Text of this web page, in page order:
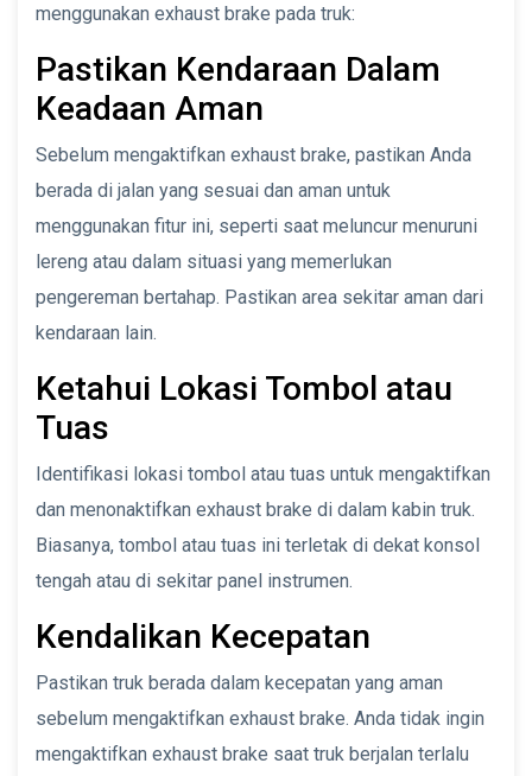
menggunakan exhaust brake pada truk:
Pastikan Kendaraan Dalam
Keadaan Aman
Sebelum mengaktifkan exhaust brake, pastikan Anda
berada di jalan yang sesuai dan aman untuk
menggunakan fitur ini, seperti saat meluncur menuruni
lereng atau dalam situasi yang memerlukan
pengereman bertahap. Pastikan area sekitar aman dari
kendaraan lain.
Ketahui Lokasi Tombol atau
Tuas
Identifikasi lokasi tombol atau tuas untuk mengaktifkan
dan menonaktifkan exhaust brake di dalam kabin truk.
Biasanya, tombol atau tuas ini terletak di dekat konsol
tengah atau di sekitar panel instrumen.
Kendalikan Kecepatan
Pastikan truk berada dalam kecepatan yang aman
sebelum mengaktifkan exhaust brake. Anda tidak ingin
mengaktifkan exhaust brake saat truk berjalan terlalu